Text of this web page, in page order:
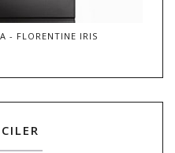
- FLORENTINE IRIS